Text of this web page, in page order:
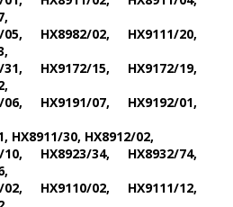
05, HX8982/02, HX9111/20,
31, HX9172/15, HX9172/19,
06, HX9191/07, HX9192/01,
HX8911/30, HX8912/02,
10, HX8923/34, HX8932/74,
02, HX9110/02, HX9111/12,